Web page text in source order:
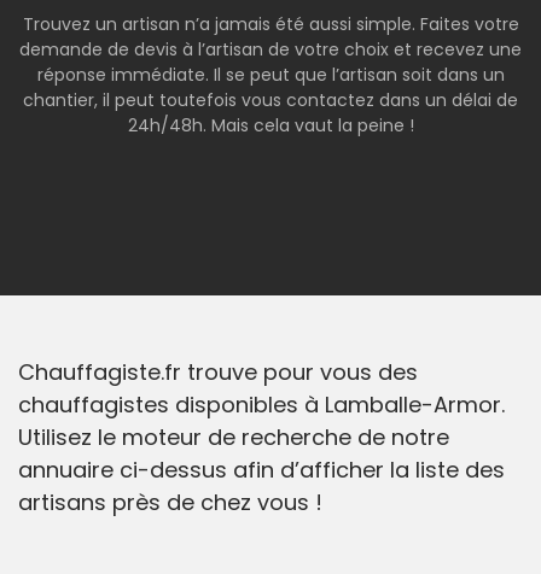
Trouvez un artisan n’a jamais été aussi simple. Faites votre
demande de devis à l’artisan de votre choix et recevez une
réponse immédiate. Il se peut que l’artisan soit dans un
chantier, il peut toutefois vous contactez dans un délai de
24h/48h. Mais cela vaut la peine !
Chauffagiste.fr trouve pour vous des
chauffagistes disponibles à Lamballe-Armor.
Utilisez le moteur de recherche de notre
annuaire ci-dessus afin d’afficher la liste des
artisans près de chez vous !